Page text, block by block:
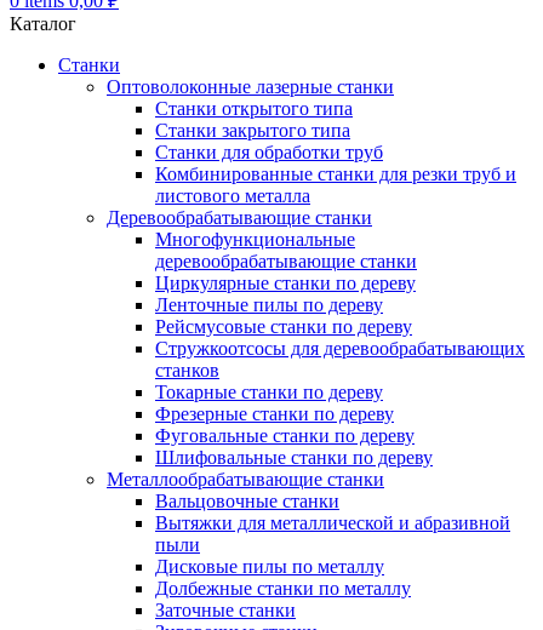
Каталог
Станки
Оптоволоконные лазерные станки
Станки открытого типа
Станки закрытого типа
Станки для обработки труб
Комбинированные станки для резки труб и
листового металла
Деревообрабатывающие станки
Многофункциональные
деревообрабатывающие станки
Циркулярные станки по дереву
Ленточные пилы по дереву
Рейсмусовые станки по дереву
Стружкоотсосы для деревообрабатывающих
станков
Токарные станки по дереву
Фрезерные станки по дереву
Фуговальные станки по дереву
Шлифовальные станки по дереву
Металлообрабатывающие станки
Вальцовочные станки
Вытяжки для металлической и абразивной
пыли
Дисковые пилы по металлу
Долбежные станки по металлу
Заточные станки